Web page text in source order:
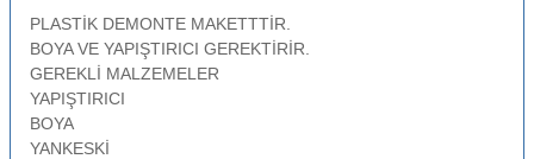
PLASTİK DEMONTE MAKETTTİR.
BOYA VE YAPIŞTIRICI GEREKTİRİR.
GEREKLİ MALZEMELER
YAPIŞTIRICI
BOYA
YANKESKİ